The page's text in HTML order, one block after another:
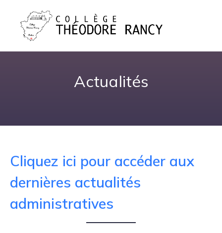
Actualités
Cliquez ici pour accéder aux
dernières actualités
administratives